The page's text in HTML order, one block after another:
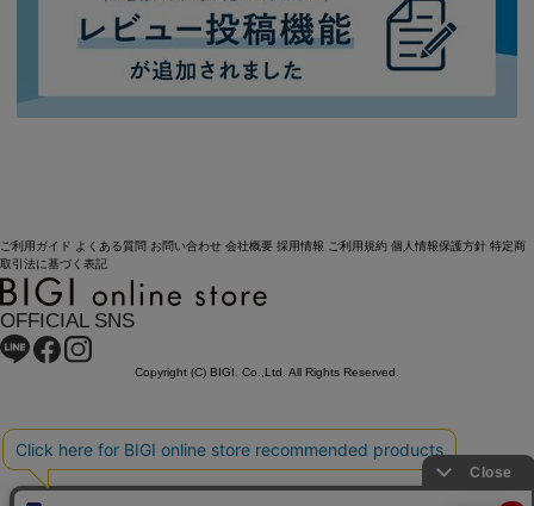
ご利用ガイド よくある質問 お問い合わせ 会社概要 採用情報 ご利用規約 個人情報保護方針 特定商
取引法に基づく表記
OFFICIAL SNS
Copyright (C) BIGI. Co.,Ltd. All Rights Reserved.